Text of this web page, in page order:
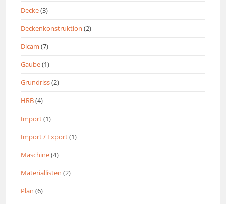
Decke(3)
Deckenkonstruktion (2)
Dicam (7)
Gaube(1)
Grundriss(2)
HRB(4)
Import(1)
Import / Export(1)
Maschine(4)
Materiallisten (2)
Plan (6)